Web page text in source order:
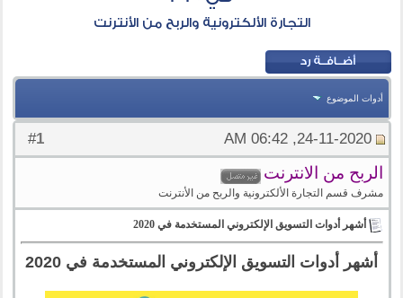
التجارة الألكترونية والربح من الأنترنت
أدوات الموضوع
#
1 24-11-2020, 06:42 AM
الربح من الانترنت
مشرف قسم التجارة الألكترونية والربح من الأنترنت
أشهر أدوات التسويق الإلكتروني المستخدمة في 2020
أشهر أدوات التسويق الإلكتروني المستخدمة في 2020